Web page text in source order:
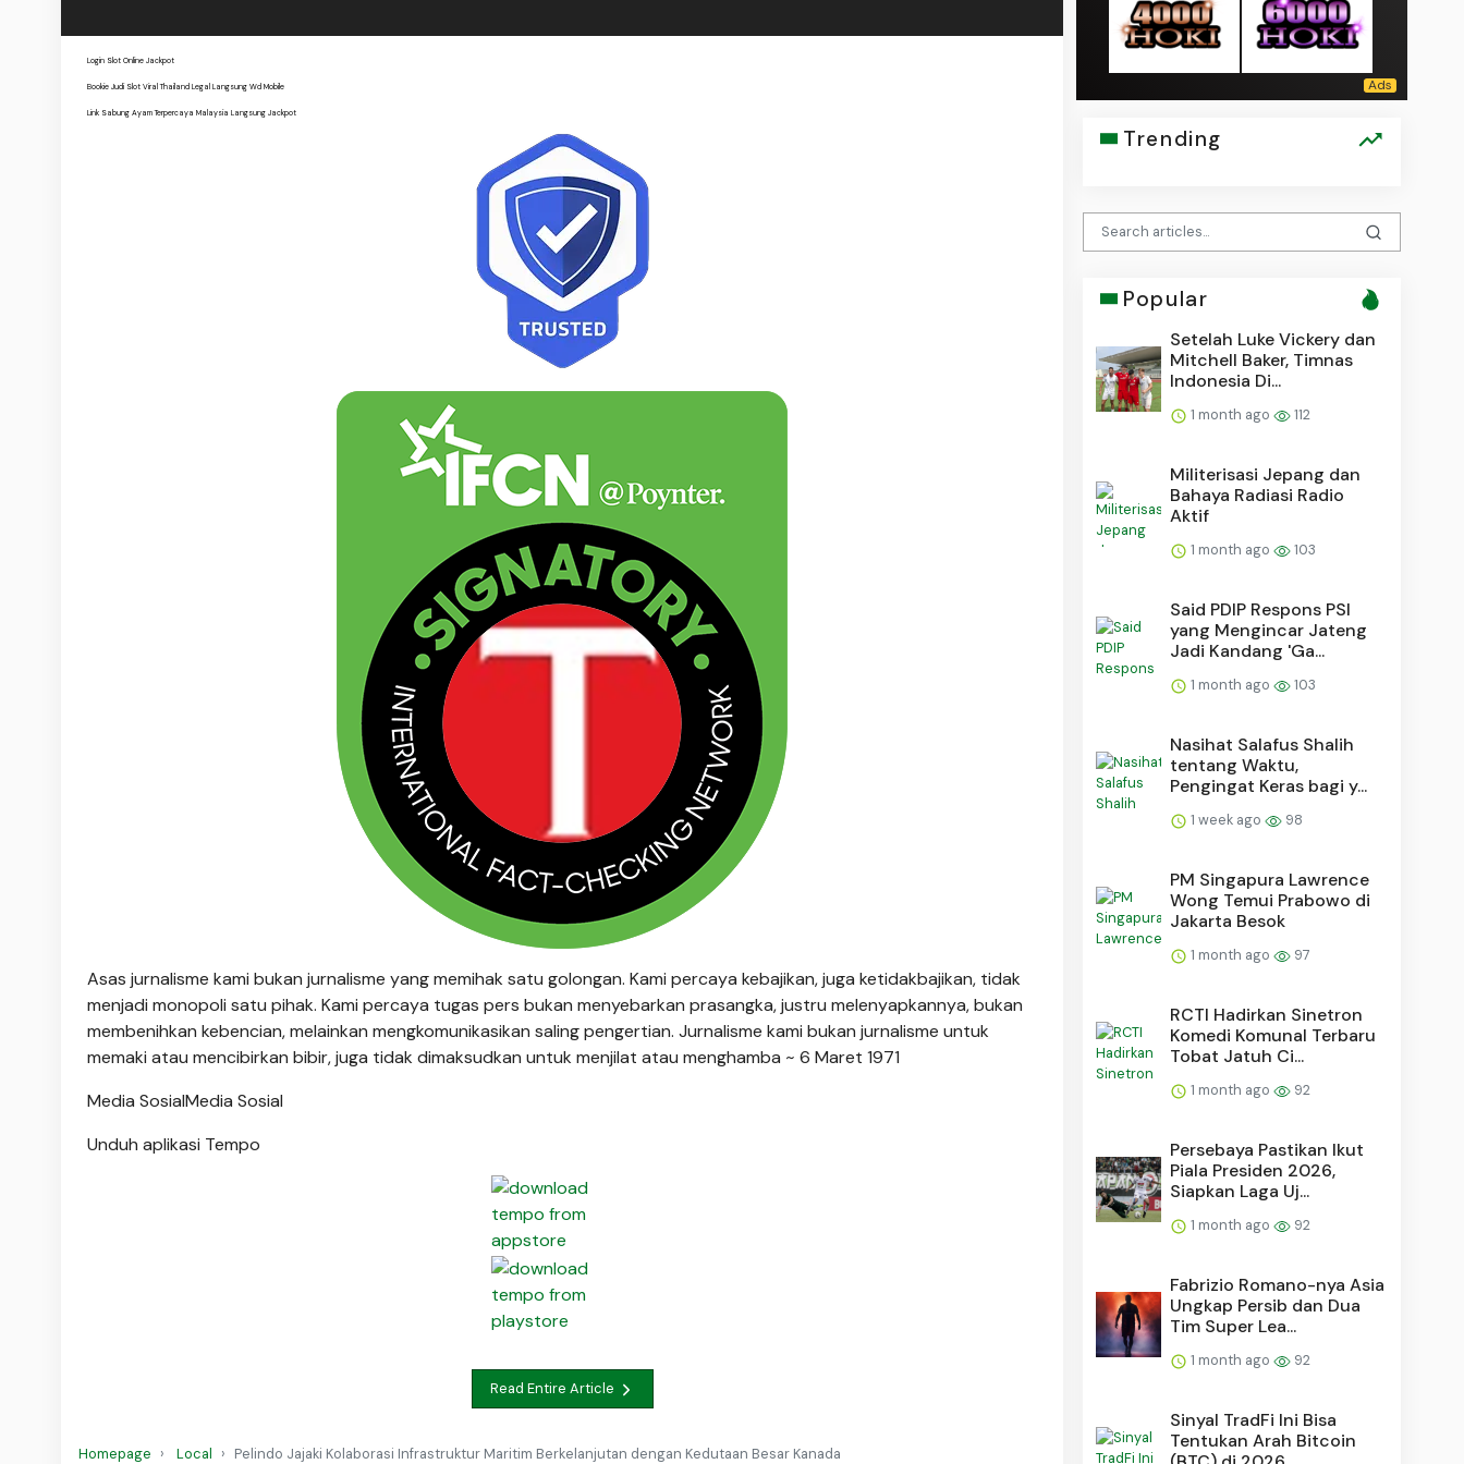
Login Slot Online Jackpot
Bookie Judi Slot Viral Thailand Legal Langsung Wd Mobile
Link Sabung Ayam Terpercaya Malaysia Langsung Jackpot
Asas jurnalisme kami bukan jurnalisme yang memihak satu golongan. Kami percaya kebajikan, juga ketidakbajikan, tidak
menjadi monopoli satu pihak. Kami percaya tugas pers bukan menyebarkan prasangka, justru melenyapkannya, bukan
membenihkan kebencian, melainkan mengkomunikasikan saling pengertian. Jurnalisme kami bukan jurnalisme untuk
memaki atau mencibirkan bibir, juga tidak dimaksudkan untuk menjilat atau menghamba ~ 6 Maret 1971
Media SosialMedia Sosial
Unduh aplikasi Tempo
Read Entire Article
Homepage Local Pelindo Jajaki Kolaborasi Infrastruktur Maritim Berkelanjutan dengan Kedutaan Besar Kanada
Trending
Popular
Setelah Luke Vickery dan
Mitchell Baker, Timnas
Indonesia Di...
1 month ago 112
Militerisasi Jepang dan
Bahaya Radiasi Radio
Aktif
1 month ago 103
Said PDIP Respons PSI
yang Mengincar Jateng
Jadi Kandang 'Ga...
1 month ago 103
Nasihat Salafus Shalih
tentang Waktu,
Pengingat Keras bagi y...
1 week ago 98
PM Singapura Lawrence
Wong Temui Prabowo di
Jakarta Besok
1 month ago 97
RCTI Hadirkan Sinetron
Komedi Komunal Terbaru
Tobat Jatuh Ci...
1 month ago 92
Persebaya Pastikan Ikut
Piala Presiden 2026,
Siapkan Laga Uj...
1 month ago 92
Fabrizio Romano-nya Asia
Ungkap Persib dan Dua
Tim Super Lea...
1 month ago 92
Sinyal TradFi Ini Bisa
Tentukan Arah Bitcoin